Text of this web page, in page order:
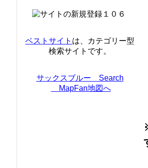
ベストサイト は、カテゴリー型
検索サイトです。
サックスブルー Search
MapFan地図へ